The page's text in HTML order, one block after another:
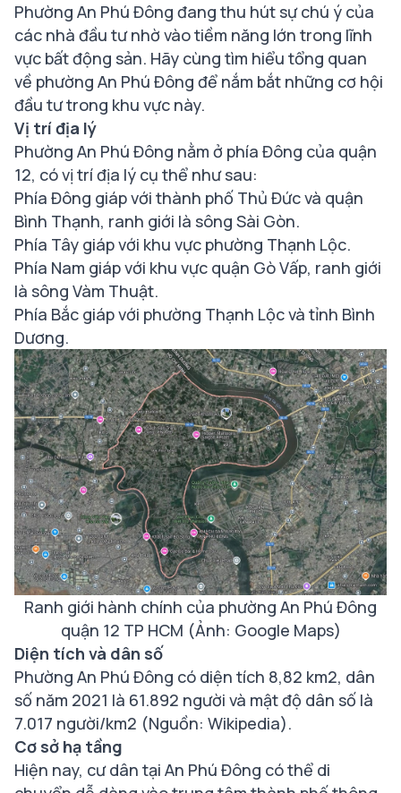
Phường An Phú Đông đang thu hút sự chú ý của
các nhà đầu tư nhờ vào tiềm năng lớn trong lĩnh
vực bất động sản. Hãy cùng tìm hiểu tổng quan
về phường An Phú Đông để nắm bắt những cơ hội
đầu tư trong khu vực này.
Vị trí địa lý
Phường An Phú Đông nằm ở phía Đông của quận
12, có vị trí địa lý cụ thể như sau:
Phía Đông giáp với thành phố Thủ Đức và quận
Bình Thạnh, ranh giới là sông Sài Gòn.
Phía Tây giáp với khu vực phường Thạnh Lộc.
Phía Nam giáp với khu vực quận Gò Vấp, ranh giới
là sông Vàm Thuật.
Phía Bắc giáp với phường Thạnh Lộc và tỉnh Bình
Dương.
Ranh giới hành chính của phường An Phú Đông
quận 12 TP HCM (Ảnh: Google Maps)
Diện tích và dân số
Phường An Phú Đông có diện tích 8,82 km2, dân
số năm 2021 là 61.892 người và mật độ dân số là
7.017 người/km2 (Nguồn: Wikipedia).
Cơ sở hạ tầng
Hiện nay, cư dân tại An Phú Đông có thể di